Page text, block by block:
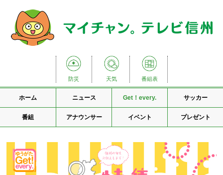
防災 天気 番組表
ホーム ニュース Get！every. サッカー
番組 アナウンサー イベント プレゼント